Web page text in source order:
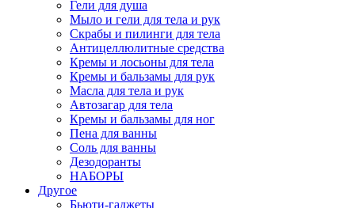
Гели для душа
Мыло и гели для тела и рук
Скрабы и пилинги для тела
Антицеллюлитные средства
Кремы и лосьоны для тела
Кремы и бальзамы для рук
Масла для тела и рук
Автозагар для тела
Кремы и бальзамы для ног
Пена для ванны
Соль для ванны
Дезодоранты
НАБОРЫ
Другое
Бьюти-гаджеты